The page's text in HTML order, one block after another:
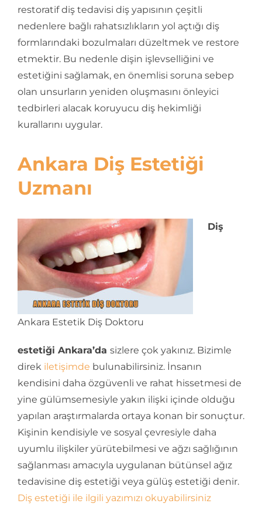
restoratif diş tedavisi diş yapısının çeşitli
nedenlere bağlı rahatsızlıkların yol açtığı diş
formlarındaki bozulmaları düzeltmek ve restore
etmektir. Bu nedenle dişin işlevselliğini ve
estetiğini sağlamak, en önemlisi soruna sebep
olan unsurların yeniden oluşmasını önleyici
tedbirleri alacak koruyucu diş hekimliği
kurallarını uygular.
Ankara Diş Estetiği
Uzmanı
Ankara Estetik Diş Doktoru
Diş
estetiği Ankara’da sizlere çok yakınız. Bizimle
direkiletişimde bulunabilirsiniz. İnsanın
kendisini daha özgüvenli ve rahat hissetmesi de
yine gülümsemesiyle yakın ilişki içinde olduğu
yapılan araştırmalarda ortaya konan bir sonuçtur.
Kişinin kendisiyle ve sosyal çevresiyle daha
uyumlu ilişkiler yürütebilmesi ve ağzı sağlığının
sağlanması amacıyla uygulanan bütünsel ağız
tedavisine diş estetiği veya gülüş estetiği denir.
Diş estetiği ile ilgili yazımızı okuyabilirsiniz